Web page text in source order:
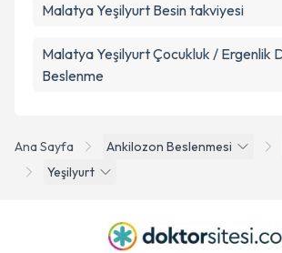
Ana Sayfa Ankilozon Beslenmesi
Yeşilyurt
Malatya Yeşilyurt Besin takviyesi
Malatya Yeşilyurt Çocukluk / Ergenlik
Beslenme